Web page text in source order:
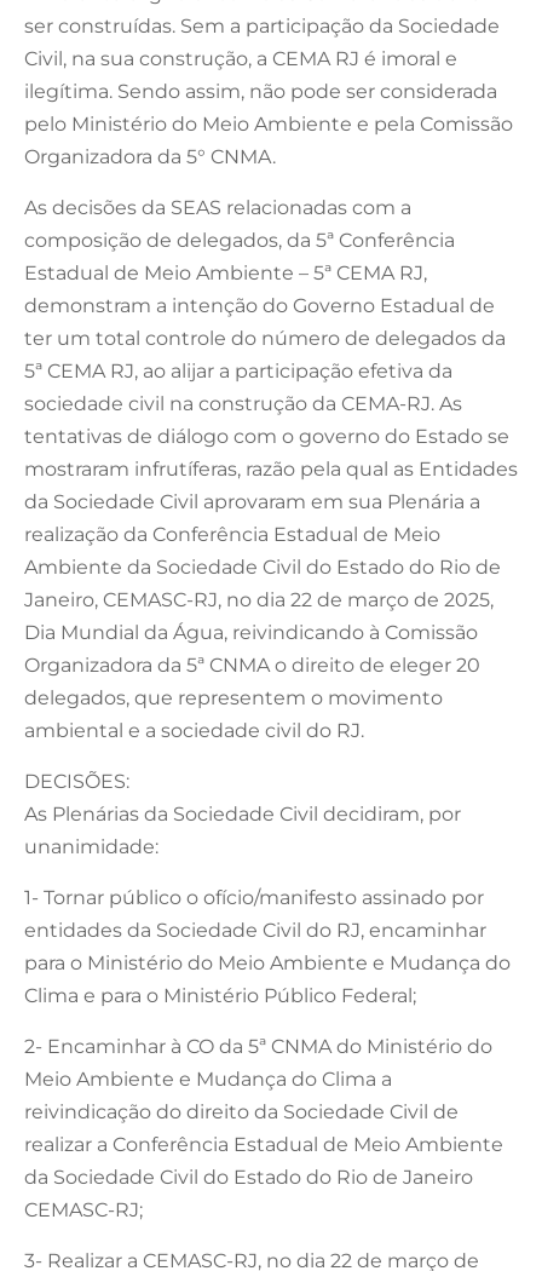
ser construídas. Sem a participação da Sociedade
Civil, na sua construção, a CEMA RJ é imoral e
ilegítima. Sendo assim, não pode ser considerada
pelo Ministério do Meio Ambiente e pela Comissão
Organizadora da 5° CNMA.
As decisões da SEAS relacionadas com a
composição de delegados, da 5ª Conferência
Estadual de Meio Ambiente – 5ª CEMA RJ,
demonstram a intenção do Governo Estadual de
ter um total controle do número de delegados da
5ª CEMA RJ, ao alijar a participação efetiva da
sociedade civil na construção da CEMA-RJ. As
tentativas de diálogo com o governo do Estado se
mostraram infrutíferas, razão pela qual as Entidades
da Sociedade Civil aprovaram em sua Plenária a
realização da Conferência Estadual de Meio
Ambiente da Sociedade Civil do Estado do Rio de
Janeiro, CEMASC-RJ, no dia 22 de março de 2025,
Dia Mundial da Água, reivindicando à Comissão
Organizadora da 5ª CNMA o direito de eleger 20
delegados, que representem o movimento
ambiental e a sociedade civil do RJ.
DECISÕES:
As Plenárias da Sociedade Civil decidiram, por
unanimidade:
1- Tornar público o ofício/manifesto assinado por
entidades da Sociedade Civil do RJ, encaminhar
para o Ministério do Meio Ambiente e Mudança do
Clima e para o Ministério Público Federal;
2- Encaminhar à CO da 5ª CNMA do Ministério do
Meio Ambiente e Mudança do Clima a
reivindicação do direito da Sociedade Civil de
realizar a Conferência Estadual de Meio Ambiente
da Sociedade Civil do Estado do Rio de Janeiro
CEMASC-RJ;
3- Realizar a CEMASC-RJ, no dia 22 de março de